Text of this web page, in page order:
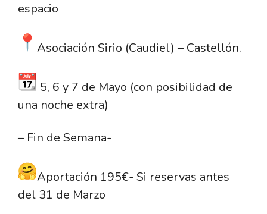
espacio
Asociación Sirio (Caudiel) – Castellón.
5, 6 y 7 de Mayo (con posibilidad de
una noche extra)
– Fin de Semana-
Aportación 195€- Si reservas antes
del 31 de Marzo